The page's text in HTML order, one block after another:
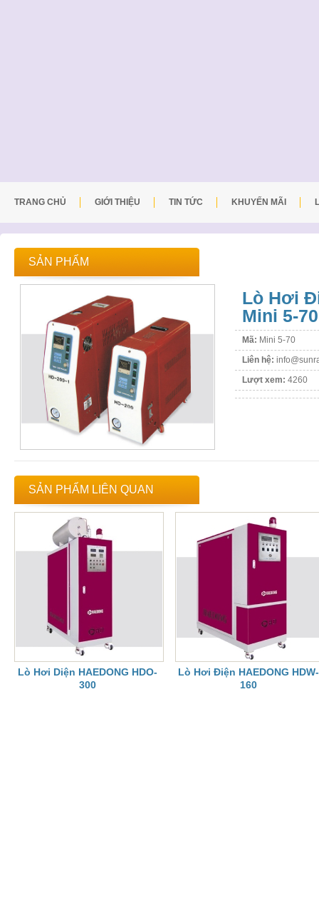
TRANG CHỦ GIỚI THIỆU TIN TỨC KHUYẾN MÃI
SẢN PHẨM
Lò Hơi
Mini 5-70
Mã: Mini 5-70
Liên hệ:
Lượt xem: 4260
SẢN PHẨM LIÊN QUAN
Lò Hơi Diện HAEDONG HDO-
300
Lò Hơi Điện HAEDONG HDW-
160